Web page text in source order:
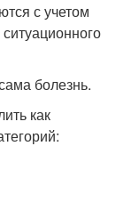
с учетом
болезнь.
как